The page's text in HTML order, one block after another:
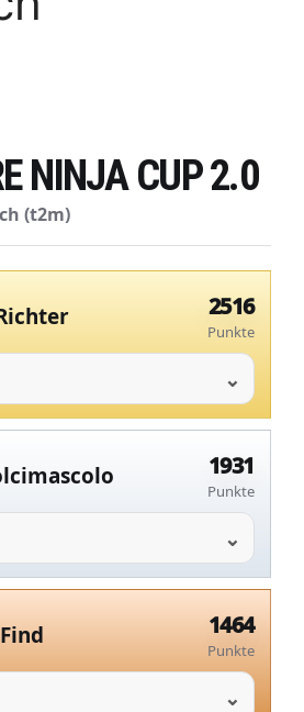
NINJA CUP 2.0
(t2m)
2516
Punkte
1931
Punkte
1464
Punkte